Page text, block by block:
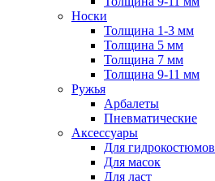
Носки
Толщина 1-3 мм
Толщина 5 мм
Толщина 7 мм
Толщина 9-11 мм
Ружья
Арбалеты
Пневматические
Аксессуары
Для гидрокостюмов
Для масок
Для ласт